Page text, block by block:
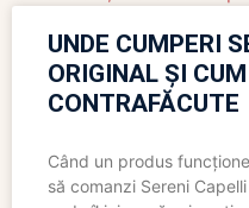
UNDE CUMPERI
ORIGINAL ȘI
CONTRAFĂCUTE
Când un produs
să comanzi Sereni